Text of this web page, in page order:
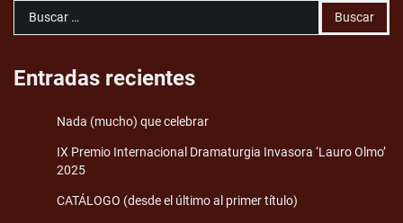
Buscar:
Entradas recientes
Nada (mucho) que celebrar
IX Premio Internacional Dramaturgia Invasora ‘Lauro Olmo’
2025
CATÁLOGO (desde el último al primer título)